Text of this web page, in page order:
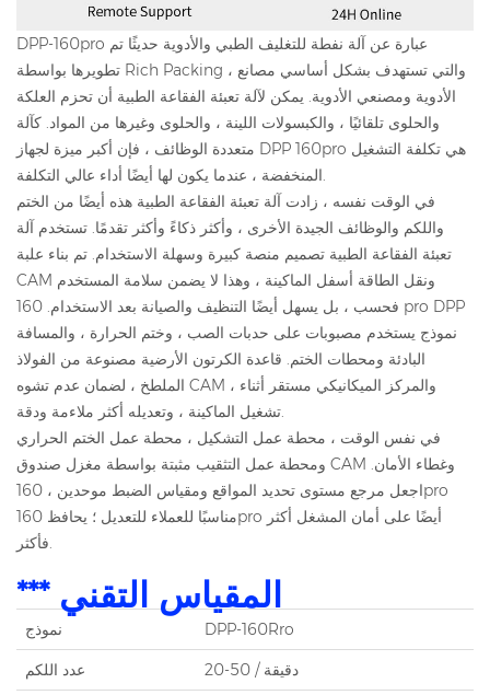
DPP-160pro عبارة عن آلة نفطة للتغليف الطبي والأدوية حديثًا تم
تطويرها بواسطة Rich Packing ، والتي تستهدف بشكل أساسي مصانع
الأدوية ومصنعي الأدوية. يمكن لآلة تعبئة الفقاعة الطبية أن تحزم العلكة
والحلوى تلقائيًا ، والكبسولات اللينة ، والحلوى وغيرها من المواد. كآلة
متعددة الوظائف ، فإن أكبر ميزة لجهاز DPP 160pro هي تكلفة التشغيل
المنخفضة ، عندما يكون لها أيضًا أداء عالي التكلفة.
في الوقت نفسه ، زادت آلة تعبئة الفقاعة الطبية هذه أيضًا من الختم
واللكم والوظائف الجيدة الأخرى ، وأكثر ذكاءً وأكثر تقدمًا. تستخدم آلة
تعبئة الفقاعة الطبية تصميم منصة كبيرة وسهلة الاستخدام. تم بناء علبة
CAM ونقل الطاقة أسفل الماكينة ، وهذا لا يضمن سلامة المستخدم
فحسب ، بل يسهل أيضًا التنظيف والصيانة بعد الاستخدام. 160 pro DPP
نموذج يستخدم مصبوبات على حدبات الصب ، وختم الحرارة ، والمسافة
البادئة ومحطات الختم. قاعدة الكرتون الأرضية مصنوعة من الفولاذ
الملطخ ، لضمان عدم تشوه CAM ، والمركز الميكانيكي مستقر أثناء
تشغيل الماكينة ، وتعديله أكثر ملاءمة ودقة.
في نفس الوقت ، محطة عمل التشكيل ، محطة عمل الختم الحراري
ومحطة عمل التثقيب مثبتة بواسطة مغزل صندوق CAM وغطاء الأمان.
اجعل مرجع مستوى تحديد المواقع ومقياس الضبط موحدين ، 160pro
مناسبًا للعملاء للتعديل ؛ يحافظ 160pro أيضًا على أمان المشغل أكثر
فأكثر.
*** المقياس التقني
نموذج DPP-160Rro
عدد اللكم 20-50 / دقيقة